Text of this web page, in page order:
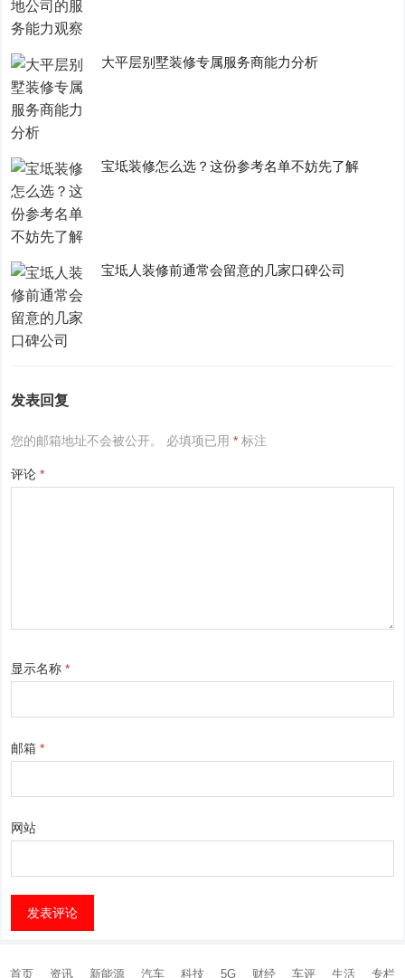
大平层别墅装修专属服务商能力分析
宝坻装修怎么选？这份参考名单不妨先了解
宝坻人装修前通常会留意的几家口碑公司
发表回复
您的邮箱地址不会被公开。 必填项已用* 标注
评论*
显示名称*
邮箱*
网站
首页 资讯 新能源 汽车 科技 5G 财经 车评 生活 专栏